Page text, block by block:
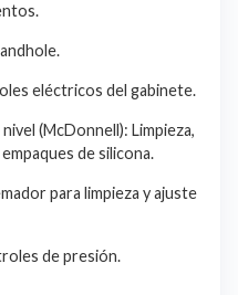
eléctricos del gabinete.
(McDonnell): Limpieza,
de silicona.
para limpieza y ajuste
de presión.